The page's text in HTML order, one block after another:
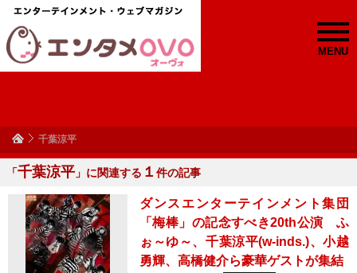
MENU
千葉涼平
「千葉涼平 」に関連する １ 件の記事
ダンスエンターテインメント集団
「梅棒」の記念すべき20th公演 ふ
ぉ～ゆ～、千葉涼平(w-inds.)、小越
勇輝、高橋健介ら豪華ゲストが集結